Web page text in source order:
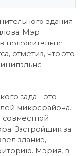
здания
Мэр
положительно
отметив, что это
сада – это
микрорайона.
Застройщик за
здание,
Мэрия, в